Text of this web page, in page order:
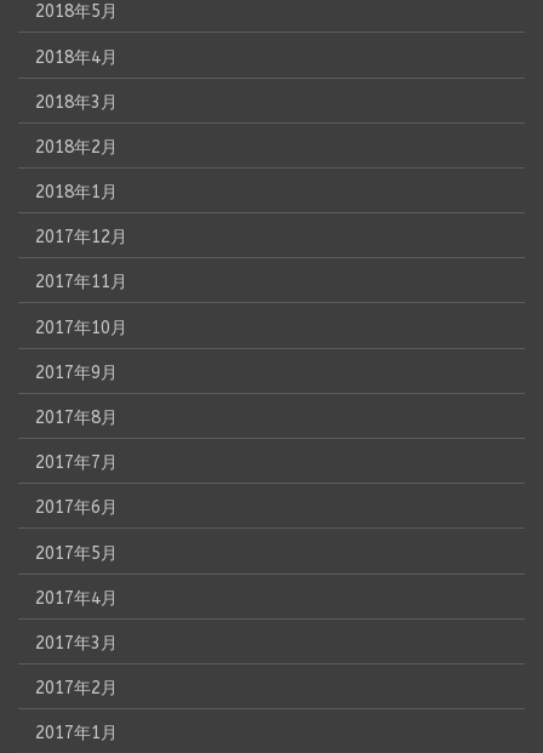
2018年5月
2018年4月
2018年3月
2018年2月
2018年1月
2017年12月
2017年11月
2017年10月
2017年9月
2017年8月
2017年7月
2017年6月
2017年5月
2017年4月
2017年3月
2017年2月
2017年1月